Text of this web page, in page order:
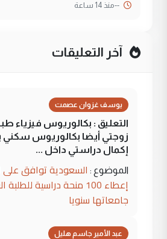
--منذ 14 ساعة
آخر التعليقات
يوسف غزوان عصمت
التعليق : بكالوريوس فيزياء
زوجتي أيضا بكالوريوس سكني
إكمال دراستي داخل ...
الموضوع : السعودية توافق على
إعطاء 100 منحة دراسية
جامعاتها سنويا
عبد الأمير جاسم هليل